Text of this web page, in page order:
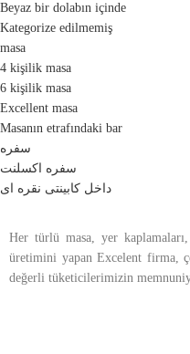
Beyaz bir dolabın içinde
Kategorize edilmemiş
masa
4 kişilik masa
6 kişilik masa
Excellent masa
Masanın etrafındaki bar
سفره
سفره اکسلنت
داخل کابینتی نقره ای
Her türlü masa, yer
üretimini yapan Excelent firma,
değerli tüketicilerimizin